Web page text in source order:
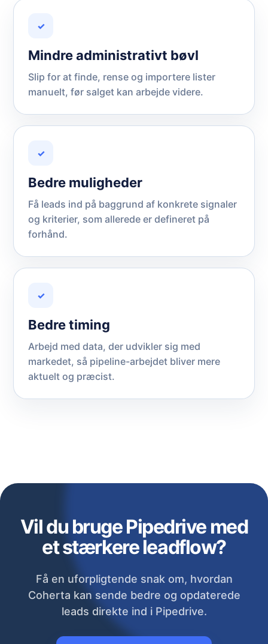
✓
Mindre administrativt bøvl
Slip for at finde, rense og importere lister
manuelt, før salget kan arbejde videre.
✓
Bedre muligheder
Få leads ind på baggrund af konkrete signaler
og kriterier, som allerede er defineret på
forhånd.
✓
Bedre timing
Arbejd med data, der udvikler sig med
markedet, så pipeline-arbejdet bliver mere
aktuelt og præcist.
Vil du bruge Pipedrive med
et stærkere leadflow?
Få en uforpligtende snak om, hvordan
Coherta kan sende bedre og opdaterede
leads direkte ind i Pipedrive.